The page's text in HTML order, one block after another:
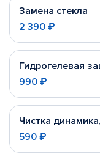
Замена стекла
2 390 ₽
Гидрогелевая
990 ₽
Чистка
590 ₽